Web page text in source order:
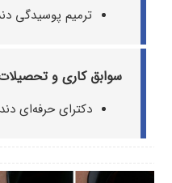
ترمیم پوسیدگی
سوابق کاری و
دکترای حرفه‌ای